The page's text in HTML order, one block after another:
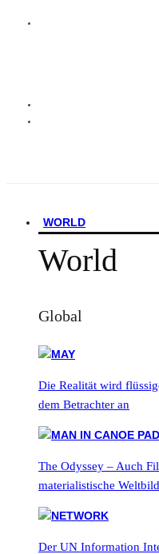
WORLD
World
Global
Die Realität wird
dem Betrachter an
The Odyssey – Auch
materialistische Weltbild
Der UN Information